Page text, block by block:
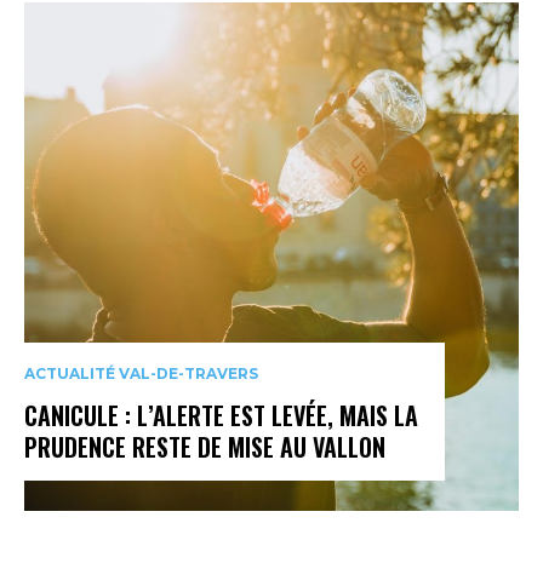
ACTUALITÉ VAL-DE-TRAVERS
CANICULE : L’ALERTE EST LEVÉE, MAIS LA
PRUDENCE RESTE DE MISE AU VALLON